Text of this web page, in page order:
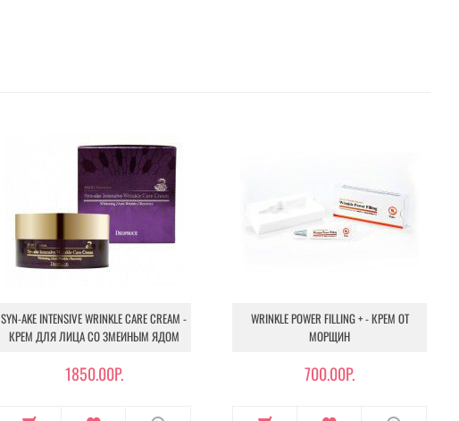
SYN-AKE INTENSIVE WRINKLE CARE CREAM -
КРЕМ ДЛЯ ЛИЦА СО ЗМЕИНЫМ ЯДОМ
1850.00Р.
WRINKLE POWER FILLING + - КРЕМ ОТ
МОРЩИН
700.00Р.